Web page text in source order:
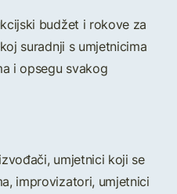
budžet i rokove za
suradnji s umjetnicima
i opsegu svakog
umjetnici koji se
improvizatori, umjetnici